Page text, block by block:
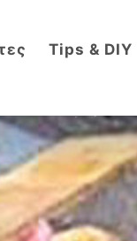
Tips & DIY